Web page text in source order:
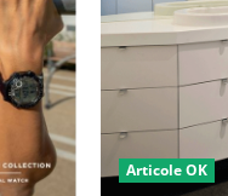
Articole OK